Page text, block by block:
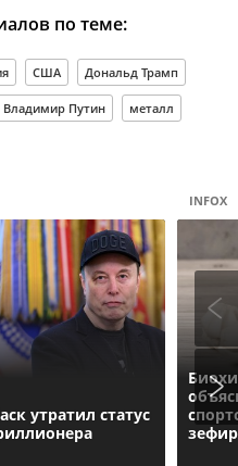
по теме:
США Дональд Трамп
Владимир Путин металл
INFOX
утратил статус
зефир